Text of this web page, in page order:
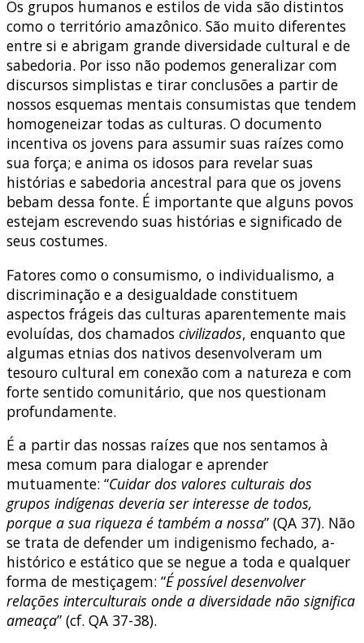
Os grupos humanos e estilos de vida são distintos
como o território amazônico. São muito diferentes
entre si e abrigam grande diversidade cultural e de
sabedoria. Por isso não podemos generalizar com
discursos simplistas e tirar conclusões a partir de
nossos esquemas mentais consumistas que tendem
homogeneizar todas as culturas. O documento
incentiva os jovens para assumir suas raízes como
sua força; e anima os idosos para revelar suas
histórias e sabedoria ancestral para que os jovens
bebam dessa fonte. É importante que alguns povos
estejam escrevendo suas histórias e significado de
seus costumes.
Fatores como o consumismo, o individualismo, a
discriminação e a desigualdade constituem
aspectos frágeis das culturas aparentemente mais
evoluídas, dos chamados civilizados, enquanto que
algumas etnias dos nativos desenvolveram um
tesouro cultural em conexão com a natureza e com
forte sentido comunitário, que nos questionam
profundamente.
É a partir das nossas raízes que nos sentamos à
mesa comum para dialogar e aprender
mutuamente: “Cuidar dos valores culturais dos
grupos indígenas deveria ser interesse de todos,
porque a sua riqueza é também a nossa” (QA 37). Não
se trata de defender um indigenismo fechado, a-
histórico e estático que se negue a toda e qualquer
forma de mestiçagem: “É possível desenvolver
relações interculturais onde a diversidade não significa
ameaça” (cf. QA 37-38).